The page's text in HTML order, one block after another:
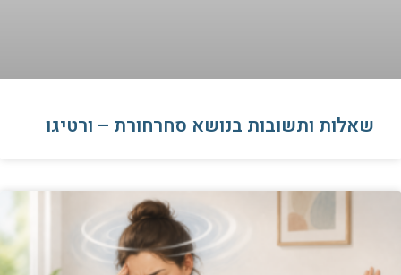
שאלות ותשובות בנושא סחרחורת – ורטיגו